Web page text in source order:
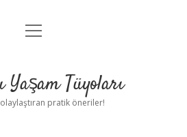
Anasayfa
Yasal Uyarı
menüyü
Yaşam Tüyoları
pratik öneriler!